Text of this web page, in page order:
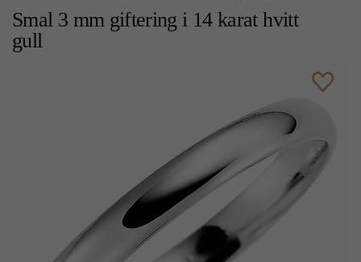
Smal 3 mm giftering i 14 karat hvitt
gull